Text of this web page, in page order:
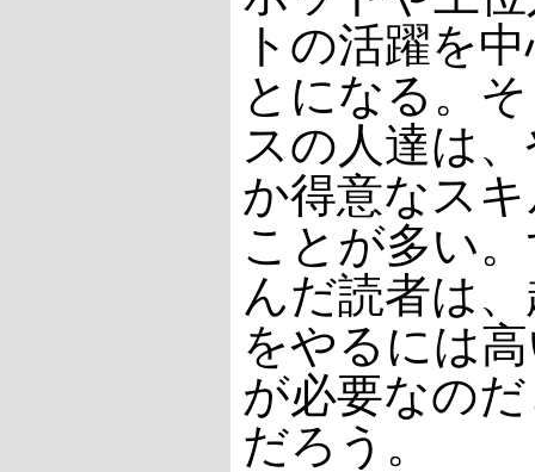
トの活躍を
とになる。
スの人達は
か得意なス
ことが多い
んだ読者は
をやるには
が必要なの
だろう。